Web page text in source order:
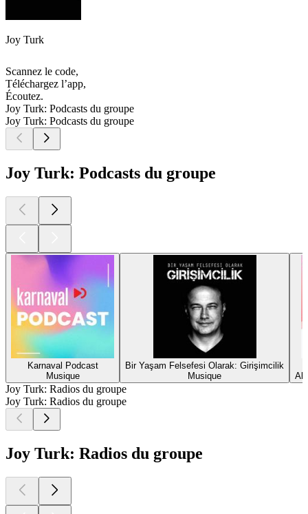
Joy Turk
Scannez le code,
Téléchargez l’app,
Écoutez.
Joy Turk: Podcasts du groupe
Joy Turk: Podcasts du groupe
Joy Turk: Podcasts du groupe
Karnaval Podcast
Musique
Bir Yaşam Felsefesi Olarak: Girişimcilik
Musique
Joy Turk: Radios du groupe
Joy Turk: Radios du groupe
Joy Turk: Radios du groupe